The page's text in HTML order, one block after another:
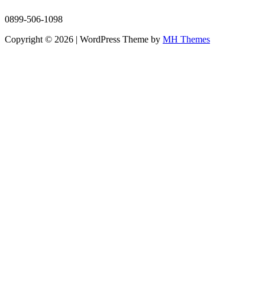
0899-506-1098
Copyright © 2026 | WordPress Theme by MH Themes